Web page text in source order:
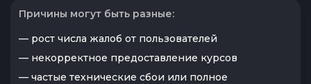
Причины могут быть разные:
— рост числа жалоб от пользователей
— некорректное предоставление курсов
— частые технические сбои или полное